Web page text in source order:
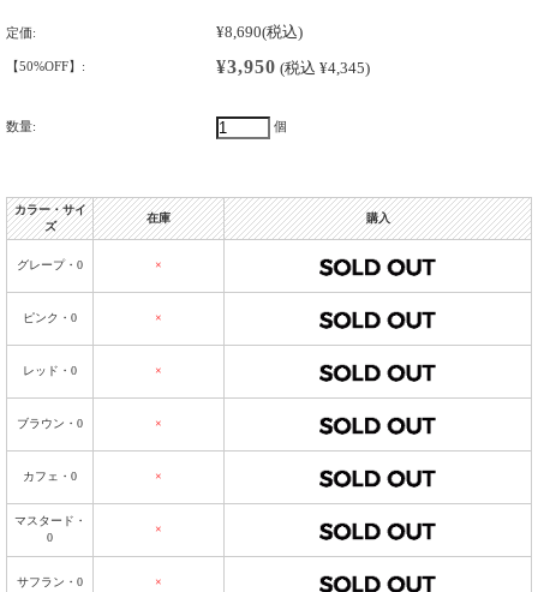
定価: ¥8,690(税込)
【50%OFF】: ¥3,950 (税込 ¥4,345)
数量: 個
カラー・サイ
ズ
在庫 購入
グレープ・0 ×
ピンク・0 ×
レッド・0 ×
ブラウン・0 ×
カフェ・0 ×
マスタード・
0
×
サフラン・0 ×